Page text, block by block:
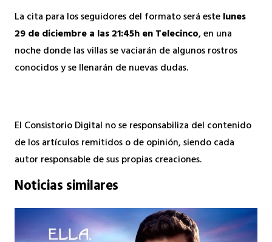
La cita para los seguidores del formato será estelunes
29 de diciembre a las 21:45h en Telecinco, en una
noche donde las villas se vaciarán de algunos rostros
conocidos y se llenarán de nuevas dudas.
El Consistorio Digital no se responsabiliza del contenido
de los artículos remitidos o de opinión, siendo cada
autor responsable de sus propias creaciones.
Noticias similares